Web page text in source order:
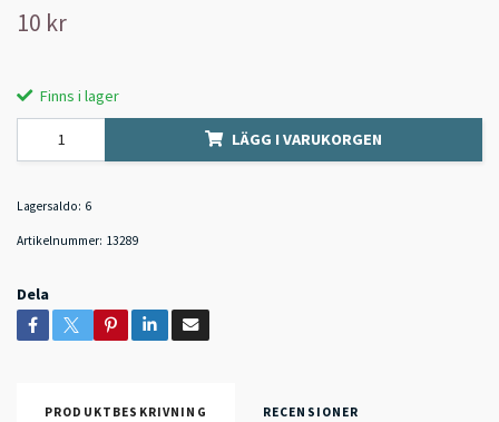
10 kr
Finns i lager
LÄGG I VARUKORGEN
Lagersaldo: 6
Artikelnummer: 13289
Dela
PRODUKTBESKRIVNING RECENSIONER